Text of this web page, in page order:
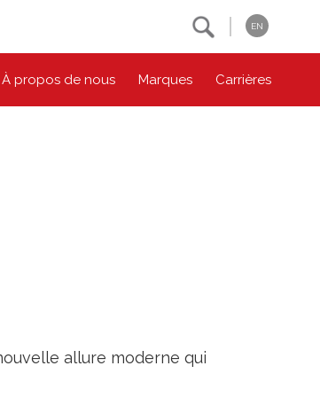
EN
À propos de nous Marques Carrières
allure moderne qui